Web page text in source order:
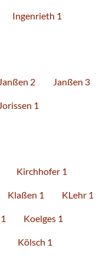
Ingenrieth 1
Janßen 2 Janßen 3
Jorissen 1
Kirchhofer 1
Klaßen 1 KLehr 1
Koelges 1
Kölsch 1